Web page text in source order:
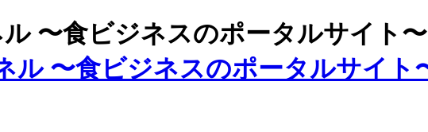
〜食ビジネスのポータルサイト〜